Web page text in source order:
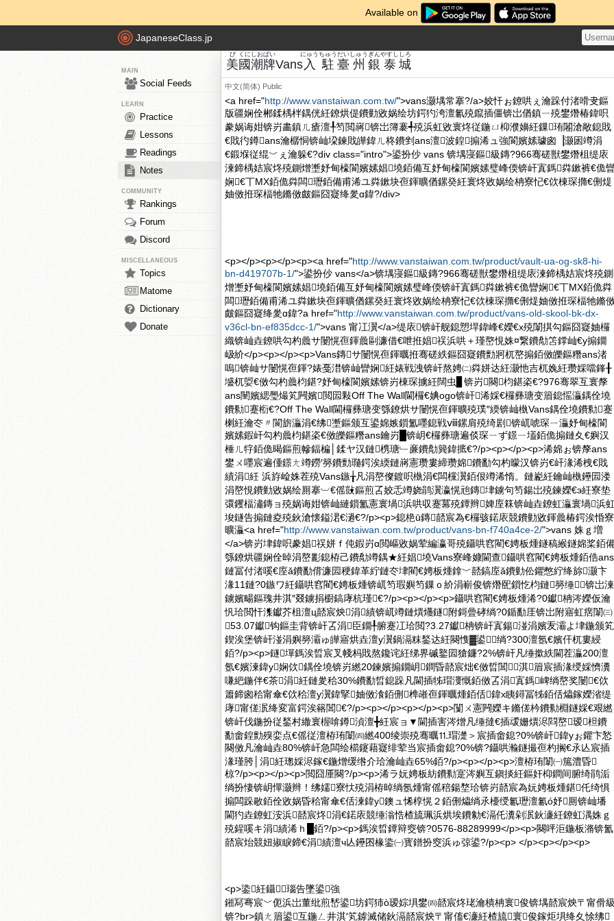
Available on
JapaneseClass.jp
MAIN
Social Feeds
LEARN
Practice
Lessons
Readings
Notes
COMMUNITY
Rankings
Forum
Discord
MISCELLANEOUS
Topics
Matome
Dictionary
Donate
美
び
國
くに
潮
しお
牌
ぱい
Vans入
にゅう
駐
ちゅう
臺
だい
州
しゅう
銀
ぎん
泰
やすし
城
しろ
中文(简体) Public
<a href="http://www.vanstaiwan.com.tw/">vans灏堣常搴?/a>姣忓ぉ鐐哄ぇ瀹跺付渚嗗叏鏂
版疆娴佺郴鍒楀柈鍝侊紝鐐烘偍鐨勭敓娲绘坊鍔犳洿澶氱殑鑹插僵锛岀偤鎮ㄧ殑鐢熸椿鍏呮
豢娲诲姏锛岃畵鎮ㄦ瘡澶╀笉閲嶈锛岀簿褰╃殑浜虹敓寰炵従鍦ㄩ枊濮嬶紝鏁珛闂滄敞鎴戝
€戝彴鐏ans瀹樼恫锛屾垜鍊戝皣鍏ㄦ柊鐨剉ans澶波鍠搧浠ュ強閬嬪嫊璩囪▕灏囦竴涓
€鍛堢従绲﹀ぇ瀹躲€?div class="intro">鍙扮仯 vans 锛堣寖鏂級鏄?966骞磋獣鐢熸柤缇庡
湅鍗楀姞宸炵殑鍘熷壍妤甸檺閬嬪嫊娼墝銆備互妤甸檺閬嬪嫊璧峰偄锛屽寘鎷粦鏉裤€佹
娴€丅MX銆佹粦闆瓑銆備甫浠ユ粦鏉块亱鍕曠偤鏍癸紝寰炵敓娲绘柟寮忋€佽棟琛撱€侀煶
妯傚拰琛楅牠鏅傚皻鏂囧寲绛夎ɑ鍏?/div>
<p></p><p></p><p><a href="http://www.vanstaiwan.com.tw/product/vault-ua-og-sk8-hi-
bn-d419707b-1/">鍙扮仯 vans</a>锛堣寖鏂級鏄?966骞磋獣鐢熸柤缇庡湅鍗楀姞宸炵殑鍘
熷壍妤甸檺閬嬪嫊娼墝銆備互妤甸檺閬嬪嫊璧峰偄锛屽寘鎷粦鏉裤€佹矕娴€丅MX銆佹粦
闆瓑銆備甫浠ユ粦鏉块亱鍕曠偤鏍癸紝寰炵敓娲绘柟寮忋€佽棟琛撱€侀煶妯傚拰琛楅牠鏅
皻鏂囧寲绛夎ɑ鍏?a href="http://www.vanstaiwan.com.tw/product/vans-old-skool-bk-dx-
v36cl-bn-ef835dcc-1/">vans 甯冮瀷</a>缇庡锛屽舰鎴愬垾鍏峰€嬫€х殑闈掑勾鏂囧寲妯欏
織锛屾垚鐐哄勾杓曟サ闄愰亱鍕曟剾濂借€呭拰娼祦浜哄＋瑾嶅悓姝¤繋鐨勪笘鐣屾€у搧鐗
岋紒</p><p></p><p>Vans鏄サ闄愰亱鍕曞拰骞磋紩鏂囧寲鐨勯牁杌嶅搧銆傚皪鏂糣ans渚
嗚锛屾サ闄愰亱鍕?婊戞澘锛屾矕娴紝婊戦洩锛屽熬娉㈡粦姘达紝灏忚吉杌婏紝瓒婇噹鎽╂
墭杌娿€傚勾杓曟枃鍖?妤甸檺閬嬪嫊锛岃棟琛擄紝闊虫▊锛岃闋枃鍖栥€?976骞翠互寰孷
ans闉嬪緦璺熶笂闁嬪閲囩敤Off The Wall閫欏€婰ogo锛屽浠婇€欏彞瑭变篃鎴愮灜鍝佺墝
鐨勬蹇椼€?Off The Wall閫欏彞瑭变綔鐐烘サ闄愰亱鍕曠殑璞″緛锛屾槸Vans鍝佺墝鐨勬蹇
楋紝瀹冭〃閬旂灜涓€绋壍鏂颁互鍙婂嫉鎻氳嚜鎴戦ⅷ鏍肩殑绮剧锛屼唬琛ㄧ灜妤甸檺閬
嬪嫊鍜屽勾杓曟枃鍖栥€傚皪鏂糣ans鑰岃█锛岄€欏彞瑭遍倓琛ㄧず鐛ㄧ壒銆佹搧鏈夊€嬩汉
棰ㄦ牸銆佹暍鏂煎幓鍢楄│鍒ヤ汉鏈槜瑭﹂亷鐨勪簨鍏掋€?/p><p></p><p>浠婂ぉ锛孷ans
鐢ㄨ嚜宸遍偅鐛ㄤ竴鐒′簩鐨勯瓍鍔涘緛鏈嶈憲瓒婁締瓒婂鐨勫勾杓曚汉锛岃€屽湪浠栧€戝
績涓紝 浜斿崄姝茬殑Vans鏃╁凡涓嶅儏鍍呮槸涓€闆欓瀷銆佷竴浠惰。鏈嶏紝鑰屾槸鑸囩溇
涓嶅悓鐨勭敓娲绘厠搴︺€傜敱鏂煎叾姣忎竴娆鹃瀷瀛愰兘鏄垏鐪句笉鍚岀殑鍊嬫€э紝寮垫
彋钁楅潚鏄ョ殑娲诲姏锛屾縺鎻氳憲寰堝浜哄収蹇冪殑鐔辫婢庢箖锛屾垚鐐虹灜寰堝浜
埈鐩告搧鏈夌殑鈥滄懐鎰涒€濄€?/p><p>鎴栬ū鏄嚭宸為€欏骇鍩庡競鐨勭敓鍕曟椿鍔涘惛寮
曠灜<a href="http://www.vanstaiwan.com.tw/product/vans-bn-f740a4ce-2/">vans 姝ｇ増
</a>锛岃垏鍏呮豢娼祦姘ｆ伅鍜岃ɑ閲嶇敓娲荤編瀛哥殑鑷哄窞閵€娉板煄鐩稿緱鐩婂桨銆
綔鐐烘疆娴佺晫涓嶅彲鎴栫己鐨勪竴鍝★紝娼墝Vans寮峰嫝閫查鑷哄窞閵€娉板煄銆俈ans
鏈冨付渚嗘€庢ǎ鐨勫偝濂囩稉鍏革紵鏈冭垏閵€娉板煄鎿﹀嚭鎬庢ǎ鐨勭伀鑺憋紵绛旀灏卞
湪11鏈?0鏃ワ紝鑷哄窞閵€娉板煄锛屼笉瑕嬩笉鏁ｏ紒涓嶄俊锛熸巸鎻忔枃鏈簩缍⒓锛岀湅
鐪嬪畼鏂瑰井淇″叕鐪捐櫉鎬庨杭瑾€?/p><p></p><p>鑷哄窞閵€娉板煄浠?0钀柟涔嬫仮瀹
忛珨閲忓潗钀芥柤澶ц嚭宸炴涓績锛屼竴鏈熼爡鐩附鎶曡硣绱?0鍎勫厓锛岀附寤虹瘔闈㈢
53.07钀钩鏂圭背锛屽叾涓臣鐗╀腑蹇冮珨閲?3.27钀柟锛屽寘鍚湴涓嬪叐灞よ垏鍦颁笂
鍥涘堡锛屽湴涓嬩簩灞ゅ皣寤烘垚澶у瀷鍋滆粖鍫达紝闋愯▓鍙绱?300澶氬€嬪仠杌婁綅
銆?/p><p>鐩墠鎷涘晢宸叉帴杩戝熬鑱诧紝绨界磩鐜囩獊鐮?2%锛屽凡缍撳紩閫茬灜200澶
氬€嬪湅鍏у娴佽鍝佺墝锛岃繎20鍊嬪搧鐗岄鐧昏嚭宸炪€傚晢閶淇篃宸插湪绶婇懠瀵
嗛紦鍦伴€茶涓紝鏈夎秴30%鐨勫晢鎴跺凡閫插牬瑁濅慨銆傚叾涓寘鎷崥绱嶅奖闄€佽
簫鍗囪秴甯傘€佽秴澶у瀷鍏掔妯傚湌銆侀榫嶉亱鍕曞煄銆佸鍏х眱鐞冨牬銆佸爞鎵嬫渻缇
庨甯傞泦绛変富鍔涘簵閶€?/p><p></p><p></p><p>闅ㄨ憲闁嬫キ鏅傞枔鐨勬棩鐩婇€艰繎
锛屽伐鍦扮従鍫村繖寰楃啽鐏湞澶╋紝宸ョ▼閫插害涔熷凡缍撻€插叆姗熼浕閰嶅瑷柦鐨
勫畬鍠勯殠娈点€傜従澶栫珛闈㈣繎400绫崇殑骞曞⒒瑁濋＞宸插畬鎴?0%锛屽鍏уぉ鑺卞悐
闋傚凡瀹屾垚80%锛屽急闆绘櫤鑳藉寲绯荤当宸插畬鎴?0%锛?鑷哄瀭鐩撮亱杓搁€氶亾宸插
湪瑾胯│涓紝璁婇浕鎵€鍦熷缓绺介珨瀹屾垚65%銆?/p><p></p><p>澶栫珛闈㈠箷澧昏
椋?/p><p></p><p>閲囧厜闋?/p><p>浠ラ妧娉板紡鐨勬寔涔嬩互鎭掞紝鏂奸枊鐧间腑绮鹃洉
绱扮悽锛岄憚灏辫！绋嬬寮忕殑涓栫晫绱氬煄甯傜稖鍚堥珨锛岃嚭宸為妧娉板煄鍖仛绮惧
搧闆跺敭銆佺敓娲昏秴甯傘€佸湅鍏у鐭ュ悕椁愰２銆侀爞绱氶櫌绶氱瓑澶氱ó妤厠锛屾墦
閫犳垚鐐虹洝浜嚭宸炵涓€鍩庡競缍滃悎楂旈珮浜烘埃鐨勨€滆仛瀵剁泦鈥濓紝鐐虹湡姝ｇ
殑鍟嗘キ涓績浠ｈ█銆?/p><p>鎷涘晢鐔辩窔锛?0576-88289999</p><p>闋呯洰鍦板潃锛氳
嚭宸炲競妞掓睙鍗€涓績澶ч亾鑸囨椽鍌㈠寳鐠扮窔浜ゅ弶鍙?/p><p> </p><p></p><p>
<p>鍌紝鑷瑙告墜鍙強
鎺冩弿宸﹀伌浜岀董纰煎嵆鍙坊鍔犻ò瑷婃埧鐢㈣嚭宸炵珯瀹樻柟寰俊锛堣嚭宸炴〒甯傦
锛?br>鎮ㄤ篃鍙互鍦ㄥ井淇′笂鎼滅储鈥滆嚭宸炴〒甯傗€濓紝楂旈寰俊鎵炬埧绛夊悇绋